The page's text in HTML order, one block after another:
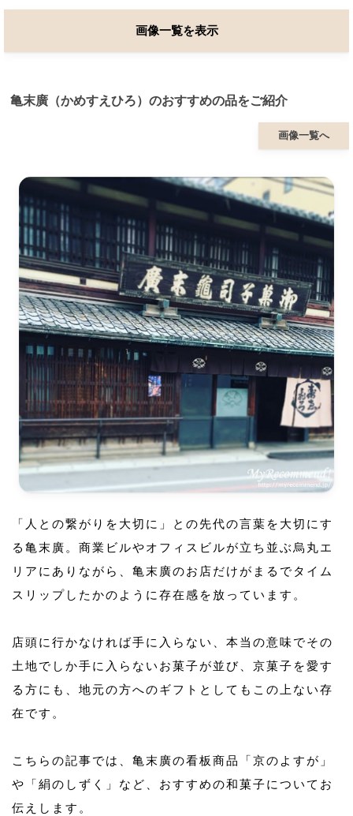
画像一覧を表示
亀末廣（かめすえひろ）のおすすめの品をご紹介
画像一覧へ
「人との繋がりを大切に」との先代の言葉を大切にす
る亀末廣。商業ビルやオフィスビルが立ち並ぶ烏丸エ
リアにありながら、亀末廣のお店だけがまるでタイム
スリップしたかのように存在感を放っています。
店頭に行かなければ手に入らない、本当の意味でその
土地でしか手に入らないお菓子が並び、京菓子を愛す
る方にも、地元の方へのギフトとしてもこの上ない存
在です。
こちらの記事では、亀末廣の看板商品「京のよすが」
や「絹のしずく」など、おすすめの和菓子についてお
伝えします。